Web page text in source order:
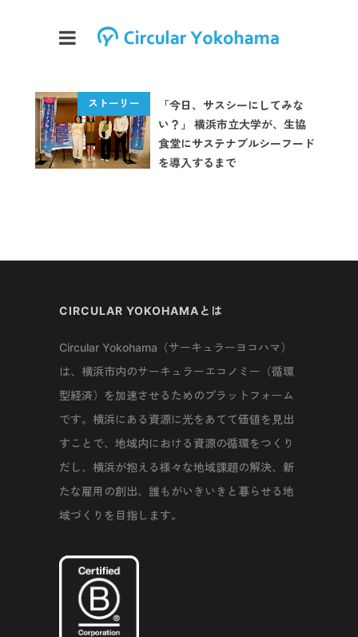
「今日、サスシーにしてみな
い？」 横浜市立大学が、生協
食堂にサステナブルシーフード
を導入するまで
CIRCULAR YOKOHAMAとは
Circular Yokohama（サーキュラーヨコハマ）
は、横浜市内のサーキュラーエコノミー（循環
型経済）を加速させるためのプラットフォーム
です。横浜にある資源に光をあてて価値を見出
すことで、地域内における資源の循環をつくり
だし、横浜が抱える様々な地域課題の解決、新
たな雇用の創出、誰もがいきいきと暮らせる地
域づくりを目指します。